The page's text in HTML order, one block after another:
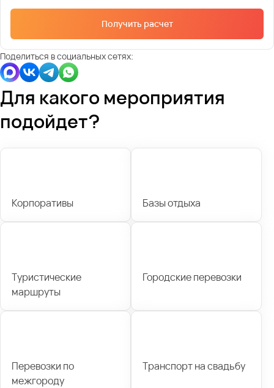
Получить расчет
Поделиться в социальных сетях:
Для какого мероприятия
подойдет?
Корпоративы Базы отдыха
Туристические
маршруты
Городские перевозки
Перевозки по
межгороду
Транспорт на свадьбу